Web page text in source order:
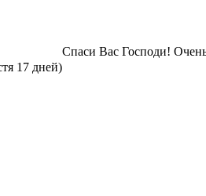
17 дней)
Спаси Вас Господи!